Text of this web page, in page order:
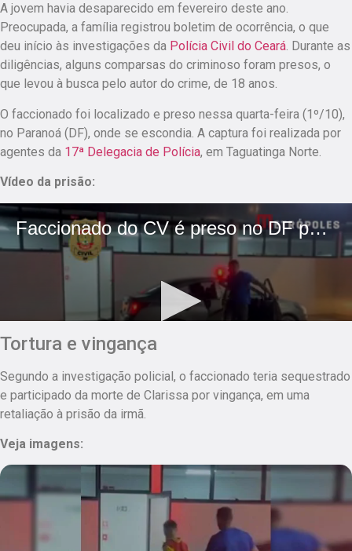
A jovem havia desaparecido em fevereiro deste ano.
Preocupada, a família registrou boletim de ocorrência, o que
deu início às investigações da Polícia Civil do Ceará. Durante as
diligências, alguns comparsas do criminoso foram presos, o
que levou à busca pelo autor do crime, de 18 anos.
O faccionado foi localizado e preso nessa quarta-feira (1º/10),
no Paranoá (DF), onde se escondia. A captura foi realizada por
agentes da 17ª Delegacia de Polícia, em Taguatinga Norte.
Vídeo da prisão:
Tortura e vingança
Segundo a investigação policial, o faccionado teria sequestrado
e participado da morte de Clarissa por vingança, em uma
retaliação à prisão da irmã.
Veja imagens: